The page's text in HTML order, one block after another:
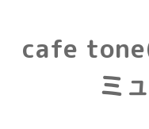
cafe
ミ